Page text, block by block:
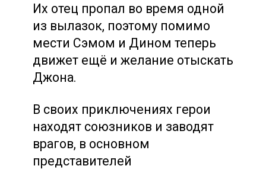
Их отец пропал во время одной
из вылазок, поэтому помимо
мести Сэмом и Дином теперь
движет ещё и желание отыскать
Джона.
В своих приключениях герои
находят союзников и заводят
врагов, в основном
представителей